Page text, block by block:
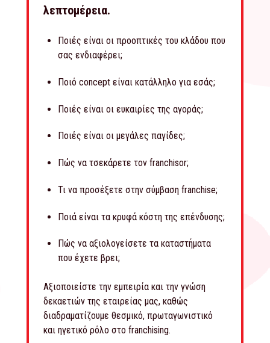
λεπτομέρεια.
Ποιές είναι οι προοπτικές του κλάδου που
σας ενδιαφέρει;
Ποιό concept είναι κατάλληλο για εσάς;
Ποιές είναι οι ευκαιρίες της αγοράς;
Ποιές είναι οι μεγάλες παγίδες;
Πώς να τσεκάρετε τον franchisor;
Τι να προσέξετε στην σύμβαση franchise;
Ποιά είναι τα κρυφά κόστη της επένδυσης;
Πώς να αξιολογείσετε τα καταστήματα
που έχετε βρει;
Αξιοποιείστε την εμπειρία και την γνώση
δεκαετιών της εταιρείας μας, καθώς
διαδραματίζουμε θεσμικό, πρωταγωνιστικό
και ηγετικό ρόλο στο franchising.